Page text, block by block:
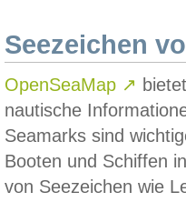
Seezeichen
OpenSeaMap ↗
nautische
Seamarks sind
Booten und Schiffen
von Seezeichen wie